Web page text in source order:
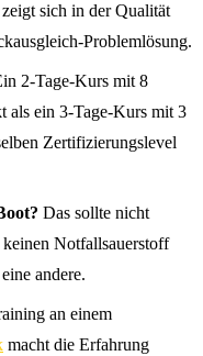
sich in der Qualität
Problemlösung.
2-Tage-Kurs mit 8
als ein 3-Tage-Kurs mit 3
Zertifizierungslevel
Das sollte nicht
Notfallsauerstoff
andere.
an einem
macht die Erfahrung